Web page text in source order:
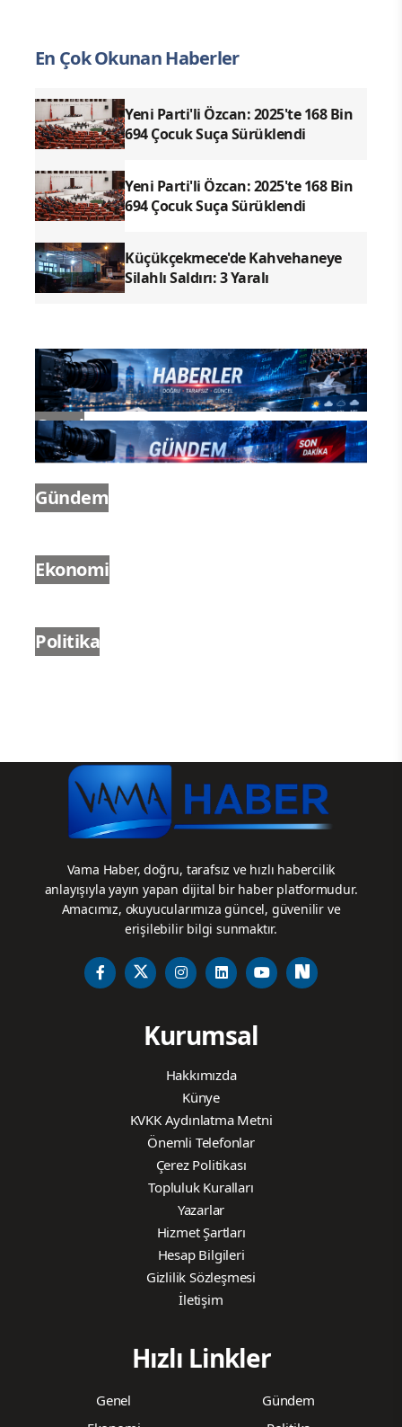
En Çok Okunan Haberler
Yeni Parti'li Özcan: 2025'te 168 Bin
694 Çocuk Suça Sürüklendi
Yeni Parti'li Özcan: 2025'te 168 Bin
694 Çocuk Suça Sürüklendi
Küçükçekmece'de Kahvehaneye
Silahlı Saldırı: 3 Yaralı
Genel
Gündem
Ekonomi
Politika
Vama Haber, doğru, tarafsız ve hızlı habercilik
anlayışıyla yayın yapan dijital bir haber platformudur.
Amacımız, okuyucularımıza güncel, güvenilir ve
erişilebilir bilgi sunmaktır.
Kurumsal
Hakkımızda
Künye
KVKK Aydınlatma Metni
Önemli Telefonlar
Çerez Politikası
Topluluk Kuralları
Yazarlar
Hizmet Şartları
Hesap Bilgileri
Gizlilik Sözleşmesi
İletişim
Hızlı Linkler
Genel
Gündem